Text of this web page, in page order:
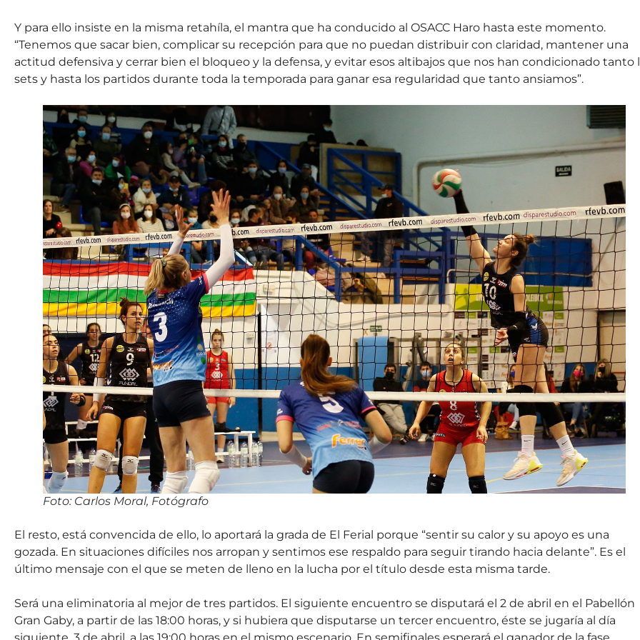
Y para ello insiste en la misma retahíla, el mantra que ha conducido al OSACC Haro hasta este momento.
“Tenemos que sacar bien, complicar su recepción para que no puedan distribuir con claridad, mantener una
actitud defensiva y cerrar bien el bloqueo y la defensa, y evitar esos altibajos que nos han condicionado tanto
sets y hasta los partidos durante toda la temporada para ganar esa regularidad que tanto ansiamos”.
Foto: Carlos Moral, Fotógrafo
El resto, está convencida de ello, lo aportará la grada de El Ferial porque “sentir su calor y su apoyo es una
gozada. En situaciones difíciles nos arropan y sentimos ese respaldo para seguir tirando hacia delante”. Es el
último mensaje con el que se meten de lleno en la lucha por el título desde esta misma tarde.
Será una eliminatoria al mejor de tres partidos. El siguiente encuentro se disputará el 2 de abril en el Pabellón
Gran Gaby, a partir de las 18:00 horas, y si hubiera que disputarse un tercer encuentro, éste se jugaría al día